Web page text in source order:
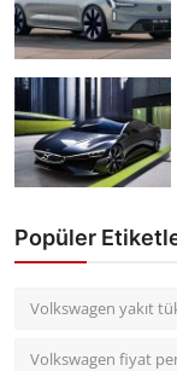
Popüler
Volkswagen yakıt
Volkswagen fiyat